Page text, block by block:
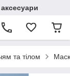
та тілом